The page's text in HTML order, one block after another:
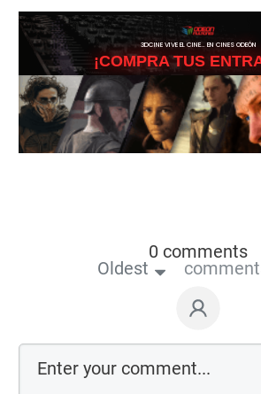
3DCINE VIVE EL CINE… EN CINES ODEÓN
¡COMPRA TUS
0 comments
Oldest